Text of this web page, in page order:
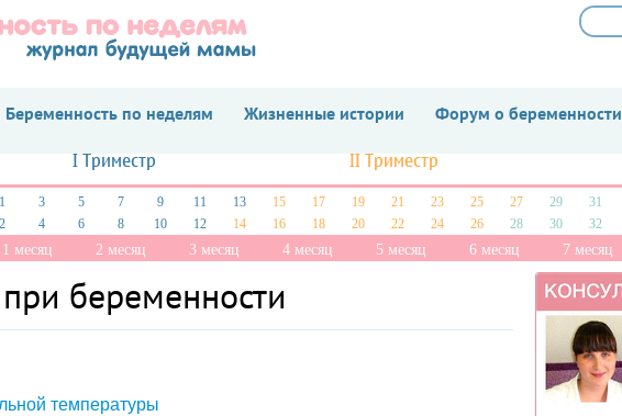
Беременность по неделям Жизненные истории Форум о беременности
I Триместр II Триместр
1 3 5 7 9 11 13 15 17 19 21 23 25 27 29 31
2
4 6 8 10 12 14 16 18 20 22 24 26 28 30 32
1 месяц 2 месяц 3 месяц 4 месяц 5 месяц 6 месяц 7 месяц
беременности
температуры